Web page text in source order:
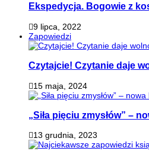
Ekspedycja. Bogowie z
9 lipca, 2022
Zapowiedzi
Czytajcie! Czytanie daje
15 maja, 2024
„Siła pięciu zmysłów” –
13 grudnia, 2023